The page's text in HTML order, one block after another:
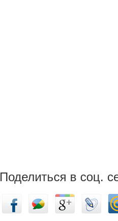
Поделиться в соц.